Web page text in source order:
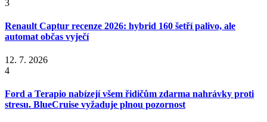
3
Renault Captur recenze 2026: hybrid 160 šetří palivo, ale
automat občas vyječí
12. 7. 2026
4
Ford a Terapio nabízejí všem řidičům zdarma nahrávky proti
stresu. BlueCruise vyžaduje plnou pozornost